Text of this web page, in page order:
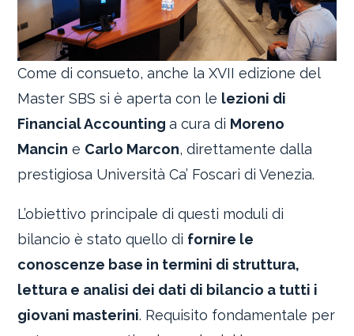
Come di consueto, anche la XVII edizione del
Master SBS si è aperta con le lezioni di
Financial Accountinga cura di Moreno
Mancin e Carlo Marcon, direttamente dalla
prestigiosa Università Ca’ Foscari di Venezia.
L’obiettivo principale di questi moduli di
bilancio è stato quello di fornire le
conoscenze base in termini di struttura,
lettura e analisi dei dati di bilancio a tutti i
giovani masterini. Requisito fondamentale per